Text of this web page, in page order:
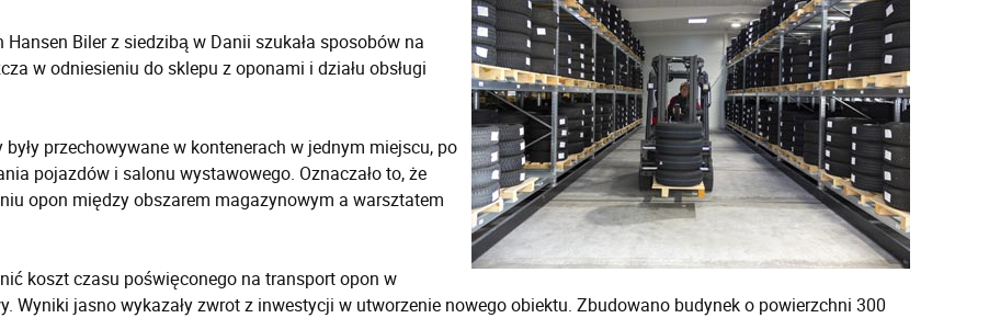
Biler z siedzibą w Danii szukała sposobów na
w odniesieniu do sklepu z oponami i działu obsługi
przechowywane w kontenerach w jednym miejscu, po
pojazdów i salonu wystawowego. Oznaczało to, że
opon między obszarem magazynowym a warsztatem
koszt czasu poświęconego na transport opon w
Wyniki jasno wykazały zwrot z inwestycji w utworzenie nowego obiektu. Zbudowano budynek o powierzchni 300